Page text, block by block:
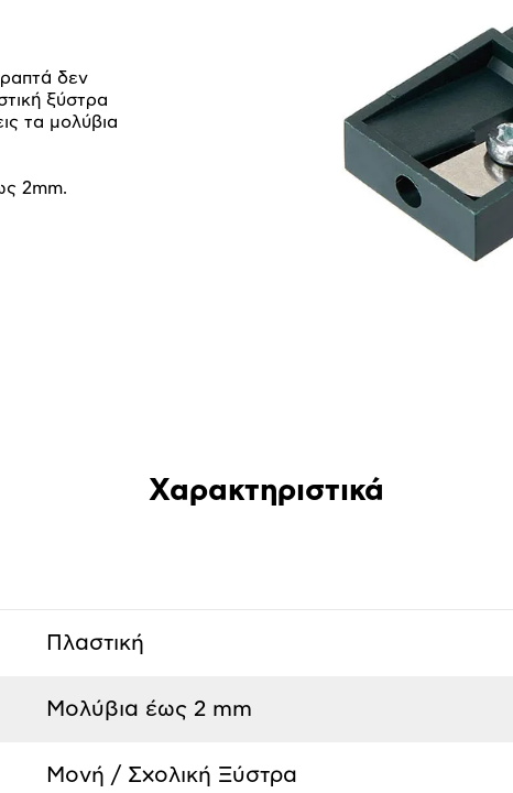
δεν
ξύστρα
τα μολύβια
2mm.
Χαρακτηριστικά
Πλαστική
Μολύβια έως 2 mm
Μονή / Σχολική Ξύστρα